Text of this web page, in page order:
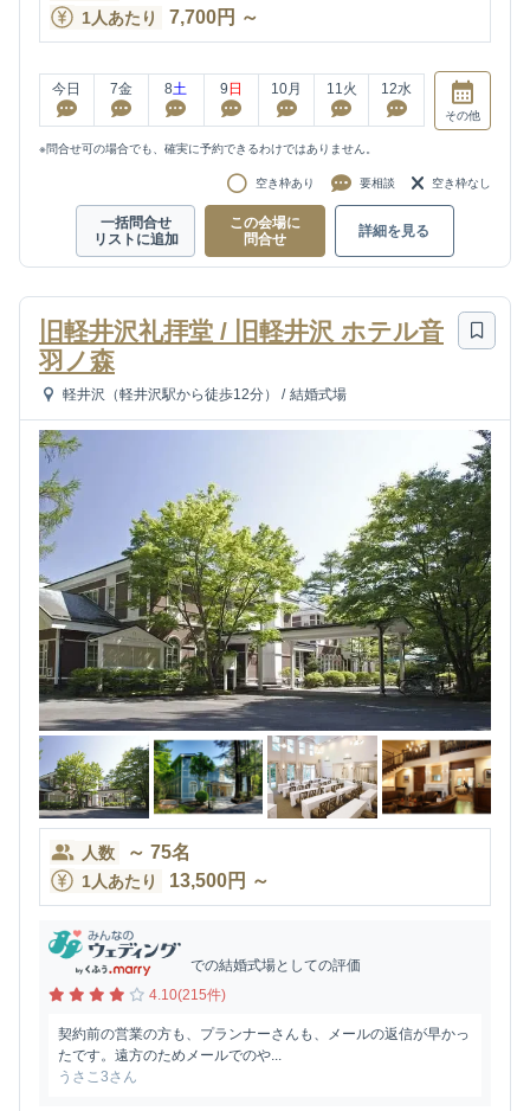
1人あたり 7,700円 ～
今日 7金 8土 9 日 10月 11火 12水
その他
※問合せ可の場合でも、確実に予約できるわけではありません。
空き枠あり 要相談 空き枠なし
一括問合せ
リストに追加
この会場に
問合せ
詳細を見る
旧軽井沢礼拝堂 / 旧軽井沢 ホテル音
羽ノ森
軽井沢（軽井沢駅から徒歩12分） / 結婚式場
人数 ～ 75名
1人あたり 13,500円 ～
での結婚式場としての評価
4.10(215件)
契約前の営業の方も、プランナーさんも、メールの返信が早かっ
たです。遠方のためメールでのや...
うさこ3さん